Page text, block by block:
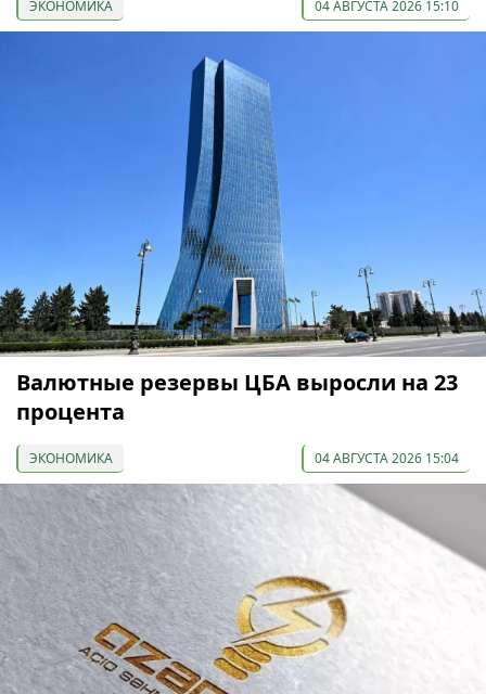
ЭКОНОМИКА 04 АВГУСТА 2026 15:10
Валютные резервы ЦБА выросли на 23
процента
ЭКОНОМИКА 04 АВГУСТА 2026 15:04